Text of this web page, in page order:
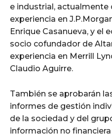
e industrial, actualmente
experiencia en
Enrique Casanueva, y el
socio cofundador de
experiencia en Merrill
Claudio Aguirre.
También se aprobarán
informes de gestión
de la sociedad y del
información no